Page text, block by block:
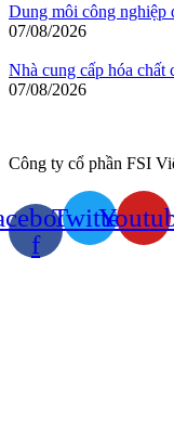
Dung môi công nghiệp
07/08/2026
Nhà cung cấp hóa
07/08/2026
Công ty cổ phần FSI
f
Twitter